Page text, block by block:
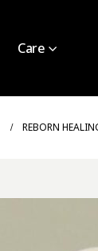
Care
REBORN